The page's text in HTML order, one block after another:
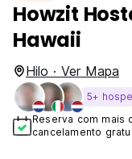
Howzit
Hawaii
Hilo · Ver Mapa
5+
Reserva com mais
cancelamento